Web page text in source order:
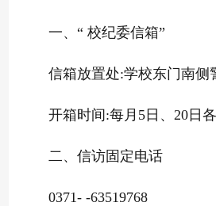
一、“ 校纪委信箱”
信箱放置处:学校东门南侧
开箱时间 :每月 5 日、 20 日
二、信访固定电话
0371- -63519768